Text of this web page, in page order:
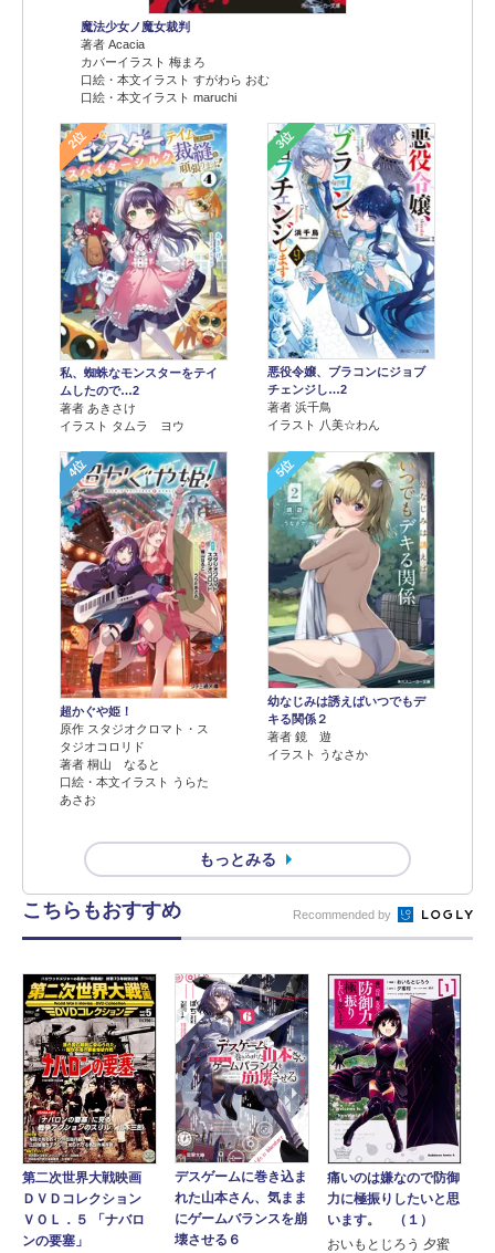
魔法少女ノ魔女裁判
著者 Acacia
カバーイラスト 梅まろ
口絵・本文イラスト すがわら おむ
口絵・本文イラスト maruchi
2位
私、蜘蛛なモンスターをテイ
ムしたので…2
著者 あきさけ
イラスト タムラ ヨウ
3位
悪役令嬢、ブラコンにジョブ
チェンジし…2
著者 浜千鳥
イラスト 八美☆わん
4位
超かぐや姫！
原作 スタジオクロマト・ス
タジオコロリド
著者 桐山 なると
口絵・本文イラスト うらた
あさお
5位
幼なじみは誘えばいつでもデ
キる関係２
著者 鏡 遊
イラスト うなさか
もっとみる
こちらもおすすめ Recommended by
第二次世界大戦映画
ＤＶＤコレクション
ＶＯＬ．５ 「ナバロ
ンの要塞」
デスゲームに巻き込ま
れた山本さん、気まま
にゲームバランスを崩
壊させる６
痛いのは嫌なので防御
力に極振りしたいと思
います。 （１）
おいもとじろう 夕蜜